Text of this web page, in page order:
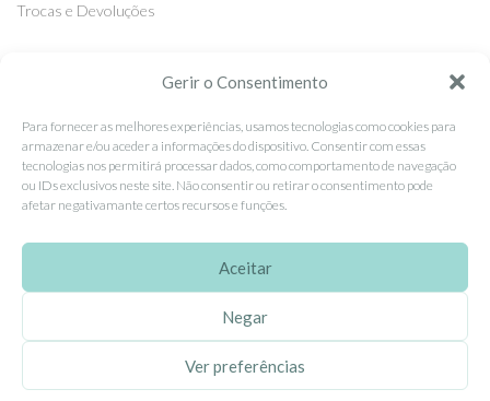
Gerir o Consentimento
Para fornecer as melhores experiências, usamos tecnologias como cookies para
armazenar e/ou aceder a informações do dispositivo. Consentir com essas
tecnologias nos permitirá processar dados, como comportamento de navegação
ou IDs exclusivos neste site. Não consentir ou retirar o consentimento pode
afetar negativamante certos recursos e funções.
Aceitar
Negar
Ver preferências
Trocas e Devoluções
Facebook
Instagram
Pinterest
EhGoom2026 Criado porDumbanengue, Lda.